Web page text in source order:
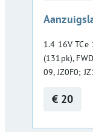
1.4 16V TCe
(131pk),
09, JZ0F0;
€ 20